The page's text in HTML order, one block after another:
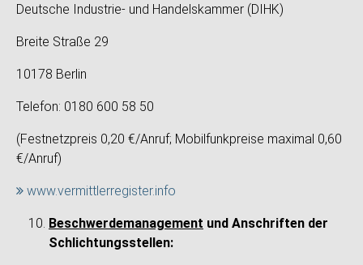
Deutsche Industrie- und Handelskammer (DIHK)
Breite Straße 29
10178 Berlin
Telefon: 0180 600 58 50
(Festnetzpreis 0,20 €/Anruf; Mobilfunkpreise maximal 0,60
€/Anruf)
www.vermittlerregister.info
Beschwerdemanagement und Anschriften der
Schlichtungsstellen: